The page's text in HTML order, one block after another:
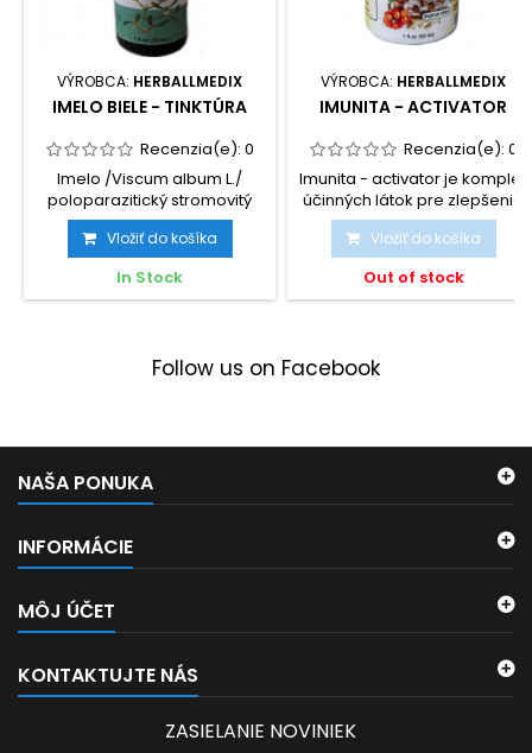
VÝROBCA: HERBALLMEDIX
IMELO BIELE - TINKTÚRA
Recenzia(e): 0
Imelo /Viscum album L./
poloparazitický stromovitý
ker sa vyskytuje podľa...
Vložiť do košíka
In Stock
VÝROBCA: HERBALLMEDIX
IMUNITA - ACTIVATOR
Recenzia(e): 0
Imunita - activator je komplex
účinných látok pre zlepšenie
imunity a...
Vložiť do košíka
Out of stock
Follow us on Facebook
NAŠA PONUKA
INFORMÁCIE
MÔJ ÚČET
KONTAKTUJTE NÁS
ZASIELANIE NOVINIEK